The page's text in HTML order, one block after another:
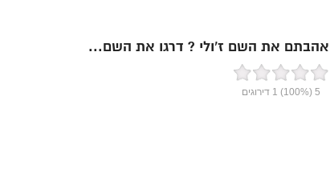
אהבתם את השם ז’ולי ? דרגו את השם...
5
(100%)
1 דירוגים